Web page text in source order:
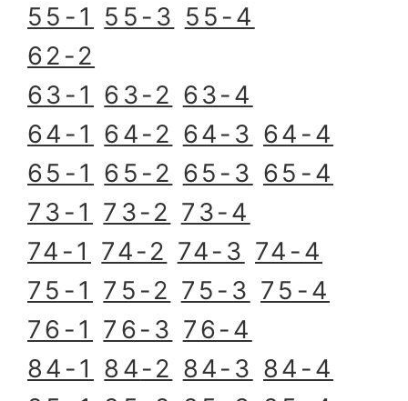
55-1
55-3 55-4
62-2
63-1 63-2 63-4
64-1 64-2 64-3 64-4
65-1 65-2 65-3 65-4
73-1 73-2 73-4
74-1 74-2 74-3 74-4
75-1 75-2 75-3 75-4
76-1 76-3 76-4
84-1 84-2 84-3 84-4